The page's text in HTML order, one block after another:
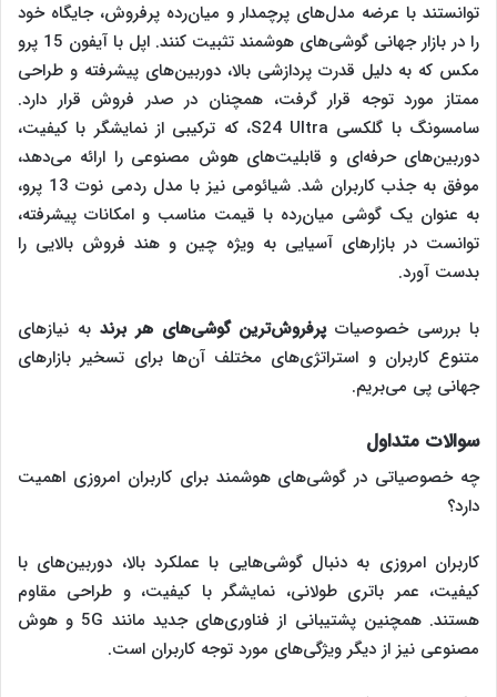
توانستند با عرضه مدل‌های پرچمدار و میان‌رده پرفروش، جایگاه خود
را در بازار جهانی گوشی‌های هوشمند تثبیت کنند. اپل با آیفون 15 پرو
مکس که به دلیل قدرت پردازشی بالا، دوربین‌های پیشرفته و طراحی
ممتاز مورد توجه قرار گرفت، همچنان در صدر فروش قرار دارد.
سامسونگ با گلکسی S24 Ultra، که ترکیبی از نمایشگر با کیفیت،
دوربین‌های حرفه‌ای و قابلیت‌های هوش مصنوعی را ارائه می‌دهد،
موفق به جذب کاربران شد. شیائومی نیز با مدل ردمی نوت 13 پرو،
به عنوان یک گوشی میان‌رده با قیمت مناسب و امکانات پیشرفته،
توانست در بازارهای آسیایی به ویژه چین و هند فروش بالایی را
بدست آورد.
با بررسی خصوصیاتپرفروش‌ترین گوشی‌های هر برند به نیازهای
متنوع کاربران و استراتژی‌های مختلف آن‌ها برای تسخیر بازارهای
جهانی پی می‌بریم.
سوالات متداول
چه خصوصیاتی در گوشی‌های هوشمند برای کاربران امروزی اهمیت
دارد؟
کاربران امروزی به دنبال گوشی‌هایی با عملکرد بالا، دوربین‌های با
کیفیت، عمر باتری طولانی، نمایشگر با کیفیت، و طراحی مقاوم
هستند. همچنین پشتیبانی از فناوری‌های جدید مانند 5G و هوش
مصنوعی نیز از دیگر ویژگی‌های مورد توجه کاربران است.